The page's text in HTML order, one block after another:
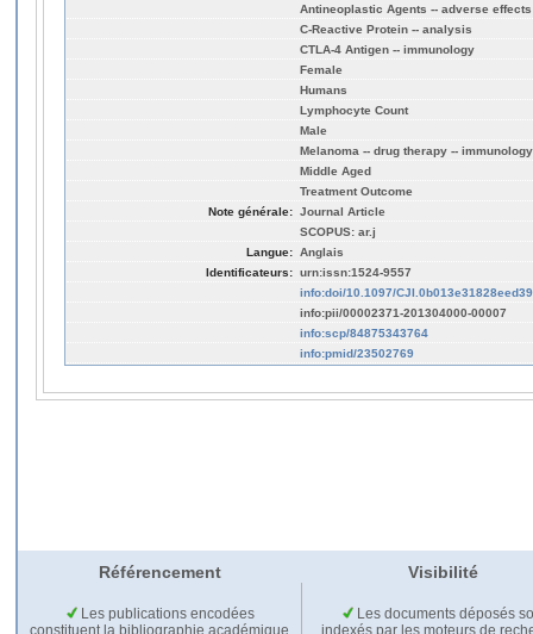
Antineoplastic Agents -- adverse
C-Reactive Protein -- analysis
CTLA-4 Antigen -- immunology
Female
Humans
Lymphocyte Count
Male
Melanoma -- drug therapy -- immunology
Middle Aged
Treatment Outcome
Note générale: Journal Article
SCOPUS: ar.j
Langue: Anglais
Identificateurs: urn:issn:1524-9557
info:doi/10.1097/CJI.0b013e31828eed39
info:pii/00002371-201304000-00007
info:scp/84875343764
info:pmid/23502769
Référencement Visibilité
Les publications encodées
Les documents déposés